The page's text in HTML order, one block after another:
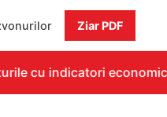
Ziar PDF
cu indicatori economici”